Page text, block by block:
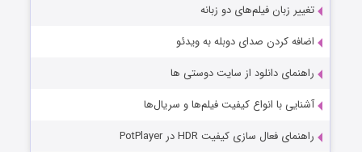
تغییر زبان فیلم‌های دو زبانه
اضافه کردن صدای دوبله به ویدئو
راهنمای دانلود از سایت دوستی ها
آشنایی با انواع کیفیت فیلم‌ها و سریال‌ها
راهنمای فعال سازی کیفیت HDR در PotPlayer